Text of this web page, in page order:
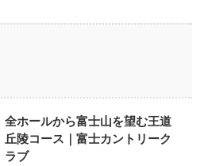
全ホールから富士山を望む王道
丘陵コース｜富士カントリーク
ラブ